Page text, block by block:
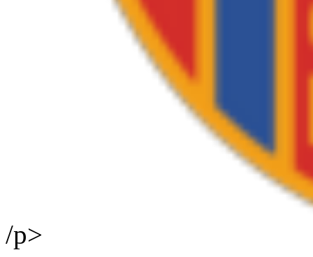
/p>